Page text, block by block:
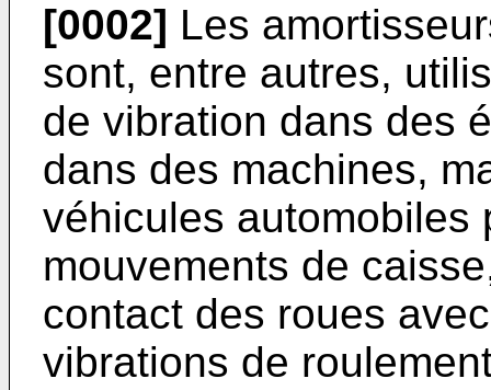
[0002] Les
sont, entre autres,
de vibration dans des
dans des machines,
véhicules automobiles
mouvements de
contact des roues
vibrations de